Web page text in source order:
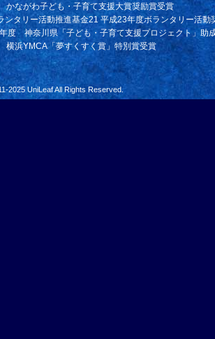
ながわ子ども・子育て支援大賞奨励賞受賞
ンタリー活動推進基金21 平成23年度ボランタリー活動
度 神奈川県「子ども・子育て支援プロジェクト」助
浜YMCA「夢すくすく賞」特別賞受賞
2025 UniLeafAll Rights Reserved.